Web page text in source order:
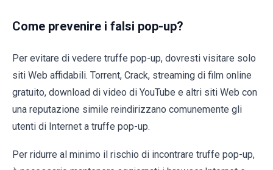
Come prevenire i falsi pop-up?
Per evitare di vedere truffe pop-up, dovresti visitare solo
siti Web affidabili. Torrent, Crack, streaming di film online
gratuito, download di video di YouTube e altri siti Web con
una reputazione simile reindirizzano comunemente gli
utenti di Internet a truffe pop-up.
Per ridurre al minimo il rischio di incontrare truffe pop-up,